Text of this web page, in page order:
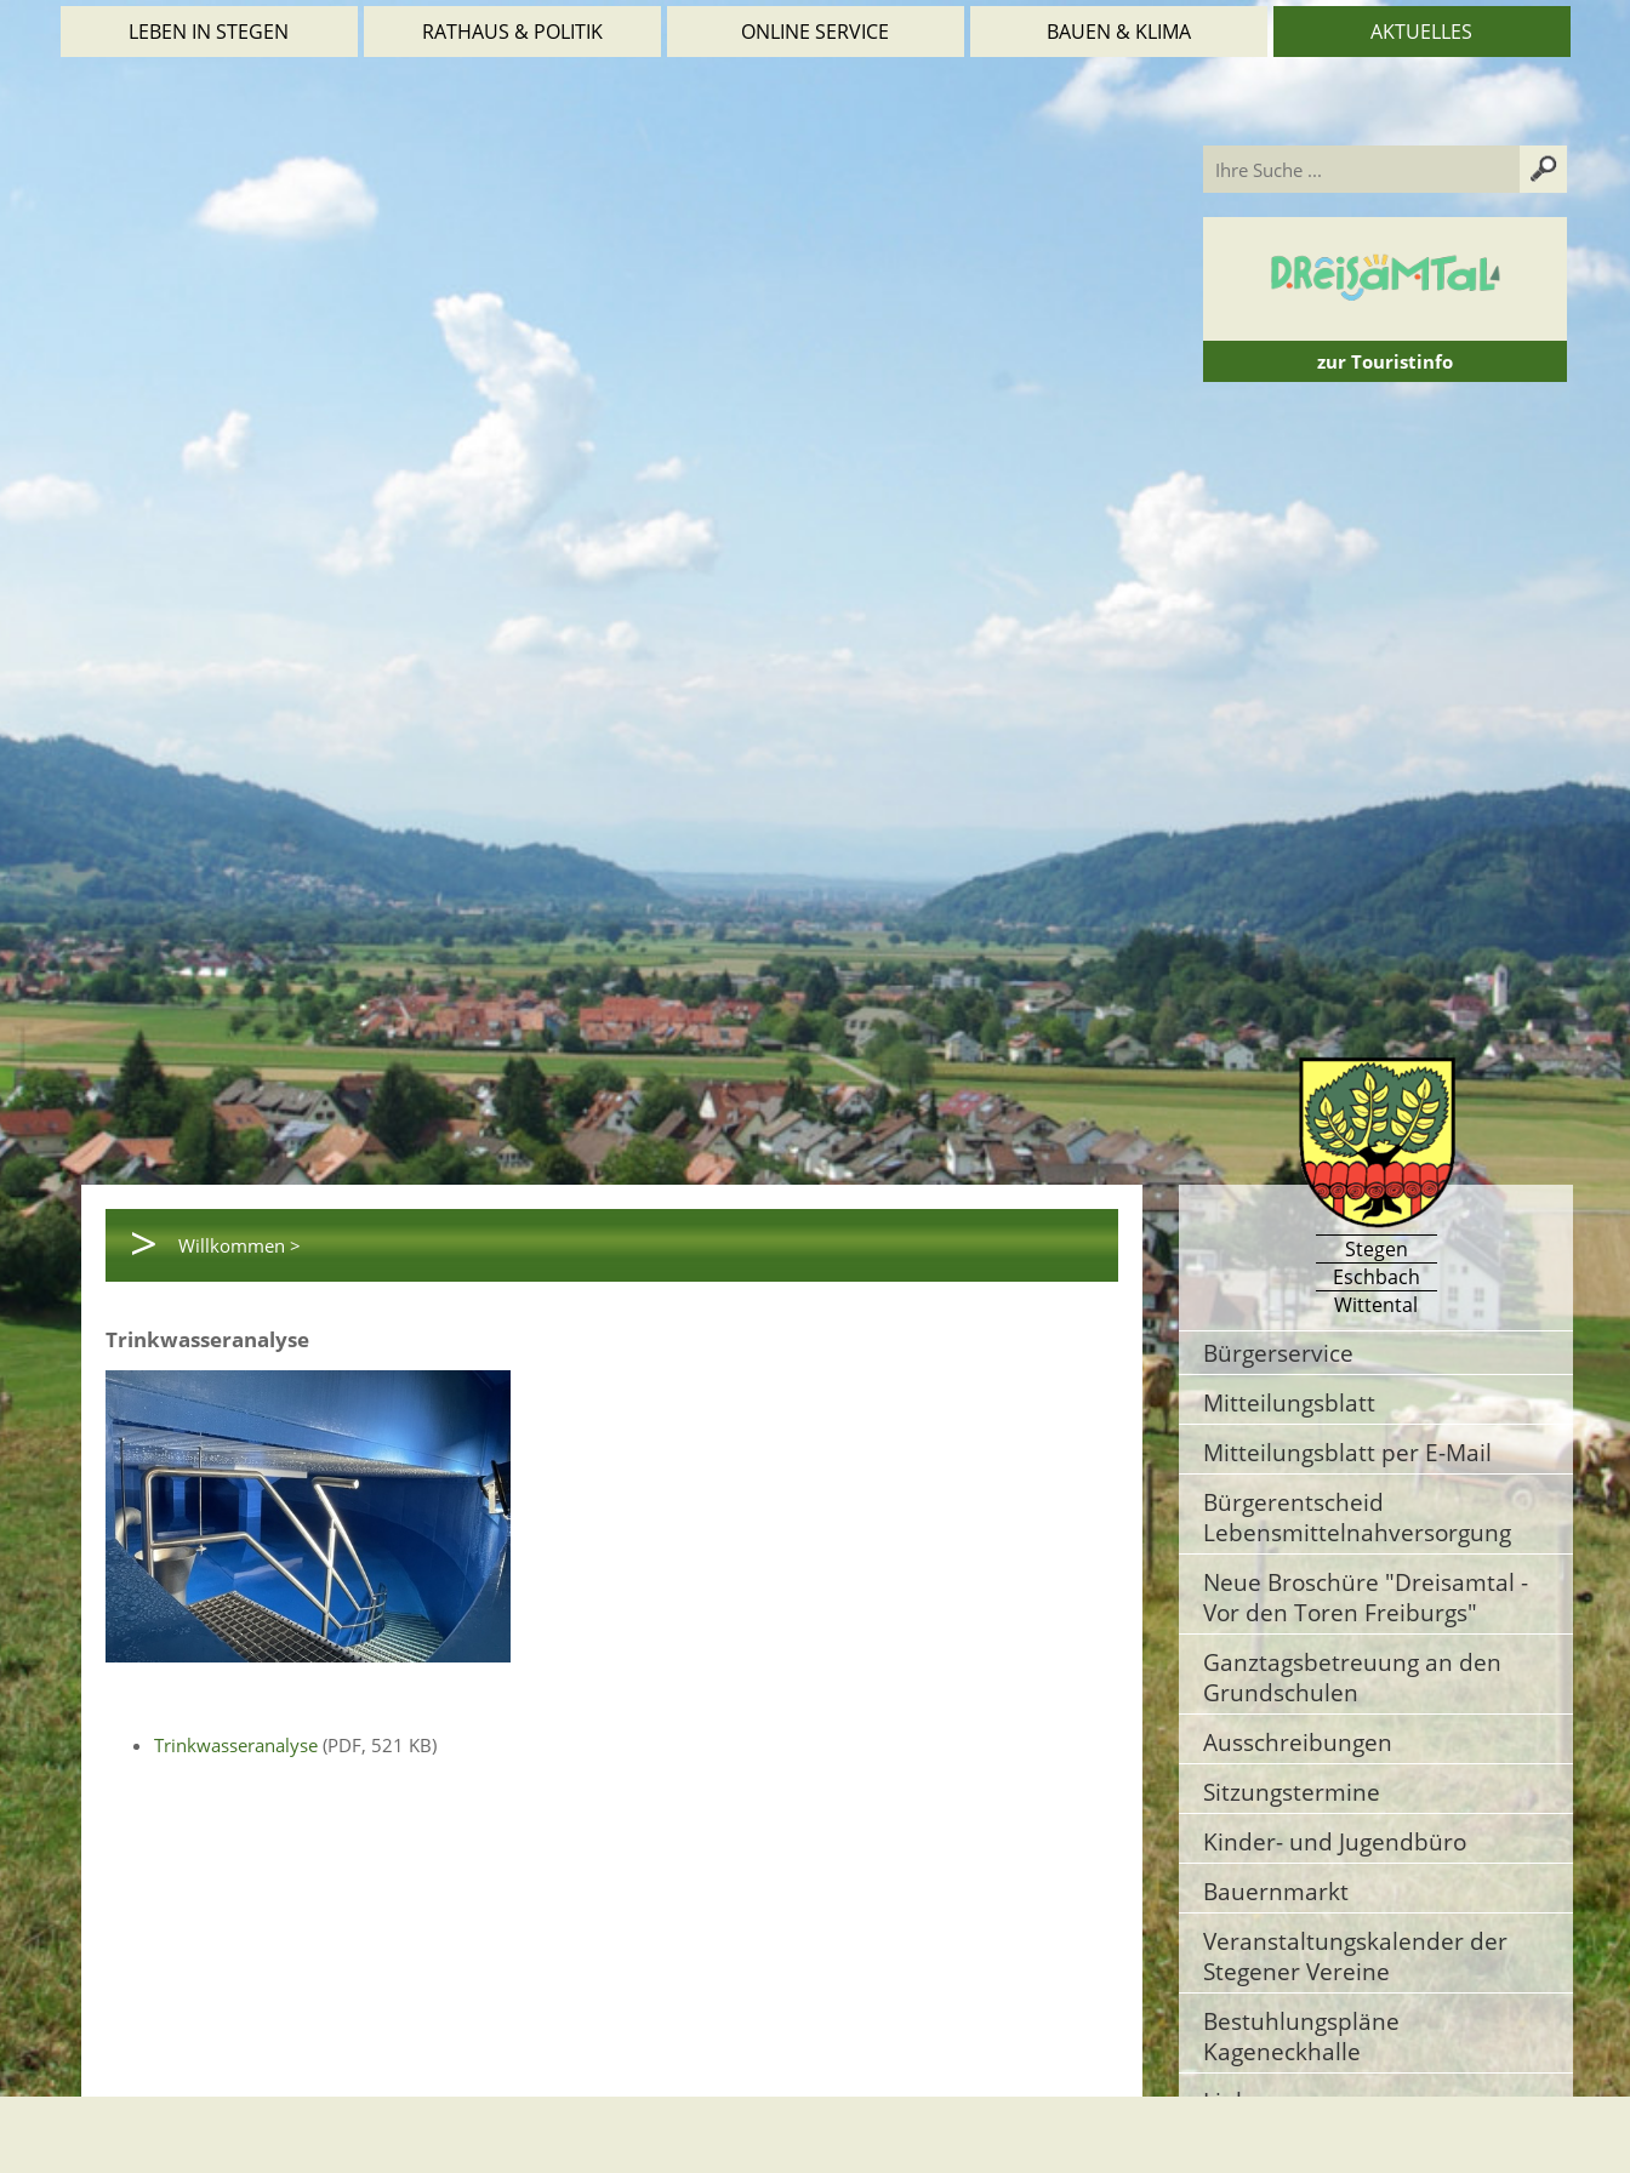
LEBEN IN STEGEN RATHAUS & POLITIK ONLINE SERVICE BAUEN & KLIMA AKTUELLES
zur Touristinfo
> Willkommen >
Trinkwasseranalyse
Trinkwasseranalyse (PDF, 521 KB)
Stegen
Eschbach
Wittental
Bürgerservice
Mitteilungsblatt
Mitteilungsblatt per E-Mail
Bürgerentscheid
Lebensmittelnahversorgung
Neue Broschüre "Dreisamtal -
Vor den Toren Freiburgs"
Ganztagsbetreuung an den
Grundschulen
Ausschreibungen
Sitzungstermine
Kinder- und Jugendbüro
Bauernmarkt
Veranstaltungskalender der
Stegener Vereine
Bestuhlungspläne
Kageneckhalle
Links